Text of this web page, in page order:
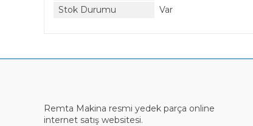
Stok Durumu
Var
Remta Makina resmi yedek parça online
internet satış websitesi.